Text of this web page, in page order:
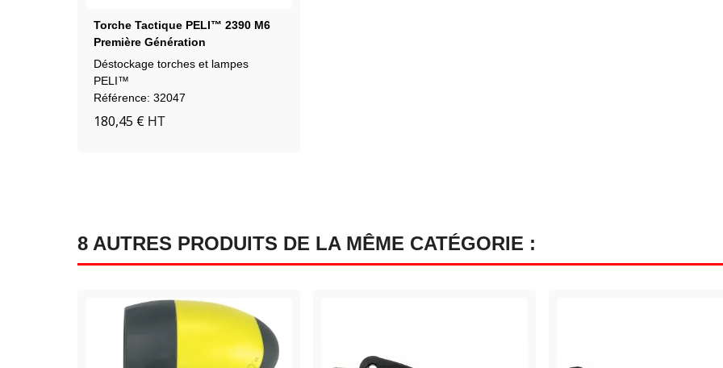
Torche Tactique PELI™ 2390 M6
Première Génération
Reconditionnée
Déstockage torches et lampes
PELI™
Référence: 32047
180,45 € HT
8 AUTRES PRODUITS DE LA MÊME CATÉGORIE :